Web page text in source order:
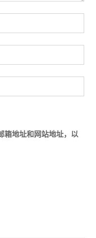
箱地址和网站地址，以